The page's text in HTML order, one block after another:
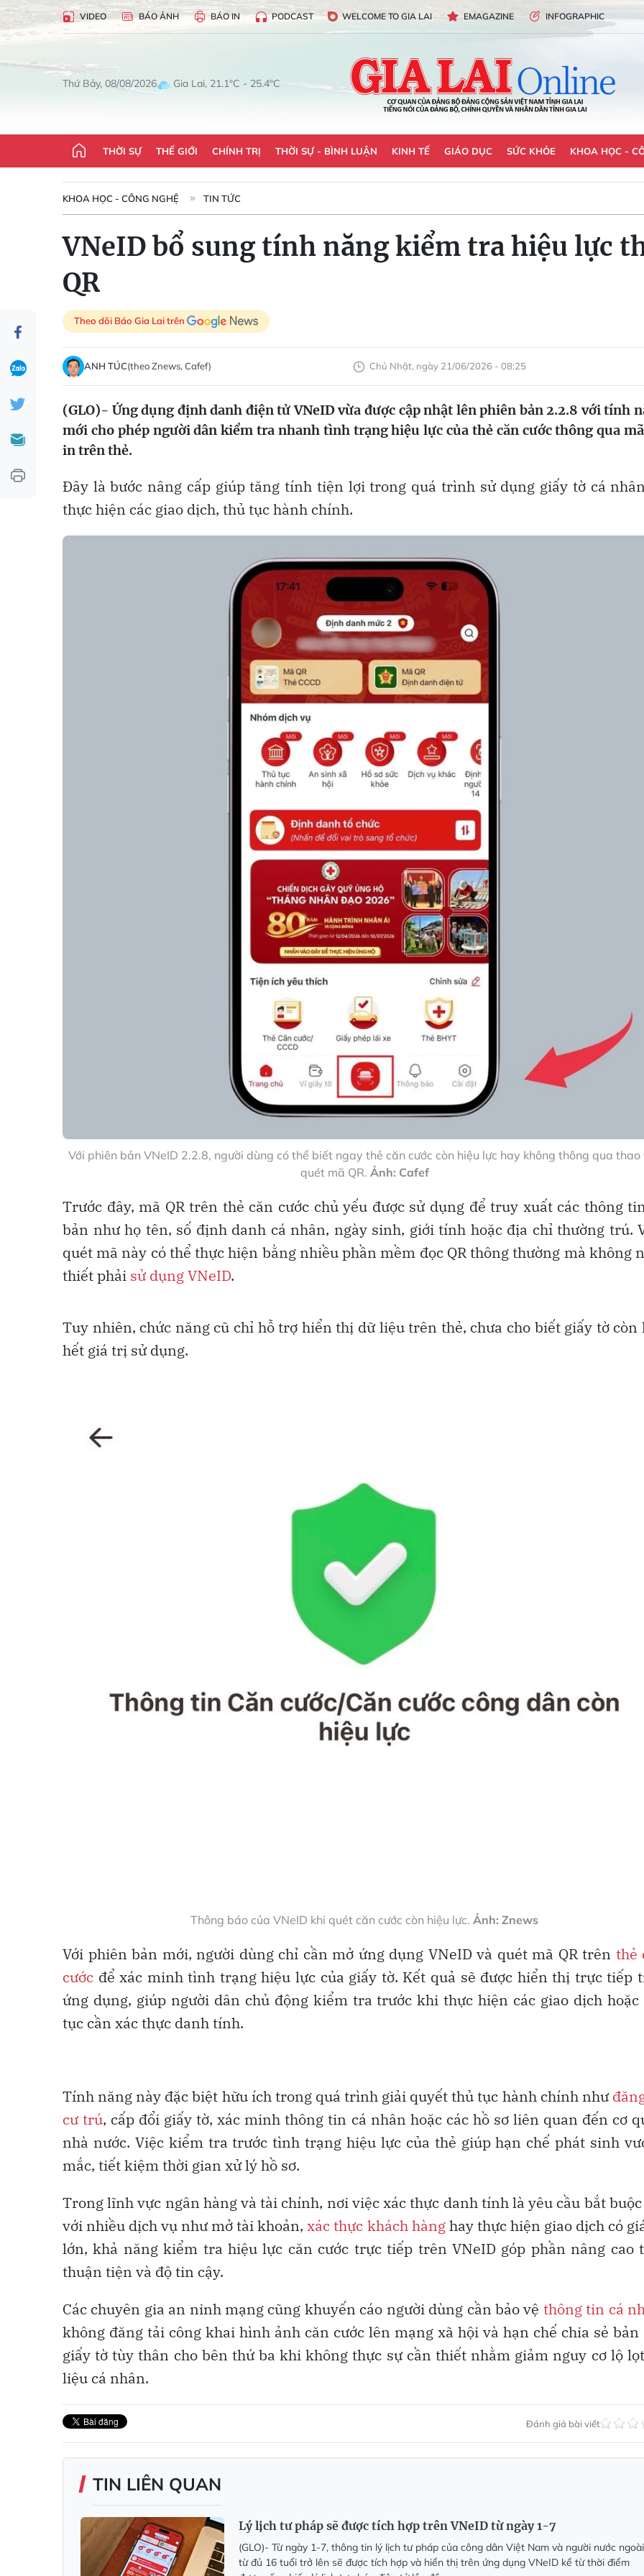
VIDEO BÁO ẢNH BÁO IN PODCAST WELCOME TO GIA LAI EMAGAZINE INFOGRAPHIC
Thứ Bảy, 08/08/2026 Gia Lai, 21.1°C - 25.4°C
THỜI SỰ THẾ GIỚI CHÍNH TRỊ THỜI SỰ - BÌNH LUẬN KINH TẾ GIÁO DỤC SỨC KHỎE KHOA HỌC -
KHOA HỌC - CÔNG NGHỆ TIN TỨC
VNeID bổ sung tính năng kiểm tra hiệu lực
QR
Theo dõi Báo Gia Lai trên
ANH TÚC(theo Znews, Cafef) Chủ Nhật, ngày 21/06/2026 - 08:25
(GLO)- Ứng dụng định danh điện tử VNeID vừa được cập nhật lên phiên bản 2.2.8 với tính
mới cho phép người dân kiểm tra nhanh tình trạng hiệu lực của thẻ căn cước thông qua mã
in trên thẻ.
Đây là bước nâng cấp giúp tăng tính tiện lợi trong quá trình sử dụng giấy tờ cá
thực hiện các giao dịch, thủ tục hành chính.
Với phiên bản VNeID 2.2.8, người dùng có thể biết ngay thẻ căn cước còn hiệu lực hay không thông qua thao
quét mã QR. Ảnh: Cafef
Trước đây, mã QR trên thẻ căn cước chủ yếu được sử dụng để truy xuất các thông
bản như họ tên, số định danh cá nhân, ngày sinh, giới tính hoặc địa chỉ thường trú.
quét mã này có thể thực hiện bằng nhiều phần mềm đọc QR thông thường mà không
thiết phải sử dụng VNeID.
Tuy nhiên, chức năng cũ chỉ hỗ trợ hiển thị dữ liệu trên thẻ, chưa cho biết giấy tờ còn
hết giá trị sử dụng.
Thông báo của VNeID khi quét căn cước còn hiệu lực. Ảnh: Znews
Với phiên bản mới, người dùng chỉ cần mở ứng dụng VNeID và quét mã QR trên thẻ
cước để xác minh tình trạng hiệu lực của giấy tờ. Kết quả sẽ được hiển thị trực tiếp
ứng dụng, giúp người dân chủ động kiểm tra trước khi thực hiện các giao dịch hoặc
tục cần xác thực danh tính.
Tính năng này đặc biệt hữu ích trong quá trình giải quyết thủ tục hành chính như
cư trú, cấp đổi giấy tờ, xác minh thông tin cá nhân hoặc các hồ sơ liên quan đến cơ
nhà nước. Việc kiểm tra trước tình trạng hiệu lực của thẻ giúp hạn chế phát sinh
mắc, tiết kiệm thời gian xử lý hồ sơ.
Trong lĩnh vực ngân hàng và tài chính, nơi việc xác thực danh tính là yêu cầu bắt
với nhiều dịch vụ như mở tài khoản,xác thực khách hànghay thực hiện giao dịch có
lớn, khả năng kiểm tra hiệu lực căn cước trực tiếp trên VNeID góp phần nâng cao
thuận tiện và độ tin cậy.
Các chuyên gia an ninh mạng cũng khuyến cáo người dùng cần bảo vệ thông tin cá
không đăng tải công khai hình ảnh căn cước lên mạng xã hội và hạn chế chia sẻ bản
giấy tờ tùy thân cho bên thứ ba khi không thực sự cần thiết nhằm giảm nguy cơ lộ
liệu cá nhân.
Đánh giá bài viết
TIN LIÊN QUAN
Lý lịch tư pháp sẽ được tích hợp trên VNeID từ ngày 1-7
(GLO)- Từ ngày 1-7, thông tin lý lịch tư pháp của công dân Việt Nam và người nước ngoài
từ đủ 16 tuổi trở lên sẽ được tích hợp và hiển thị trên ứng dụng VNeID kể từ thời điểm